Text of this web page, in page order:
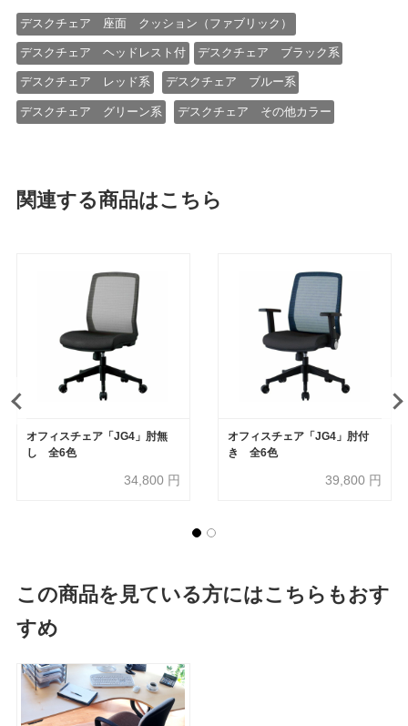
デスクチェア 座面 クッション（ファブリック）
デスクチェア ヘッドレスト付 デスクチェア ブラック系
デスクチェア レッド系 デスクチェア ブルー系
デスクチェア グリーン系 デスクチェア その他カラー
関連する商品はこちら
オフィスチェア「JG4」肘無
し 全6色
34,800 円
オフィスチェア「JG4」肘付
き 全6色
39,800 円
この商品を見ている方にはこちらもおす
すめ